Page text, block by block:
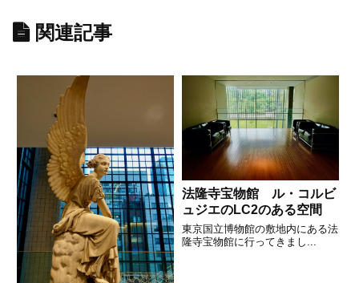
関連記事
法隆寺宝物館 ル・コルビ
ュジエのLC2のある空間
東京国立博物館の敷地内にある法
隆寺宝物館に行ってきまし...